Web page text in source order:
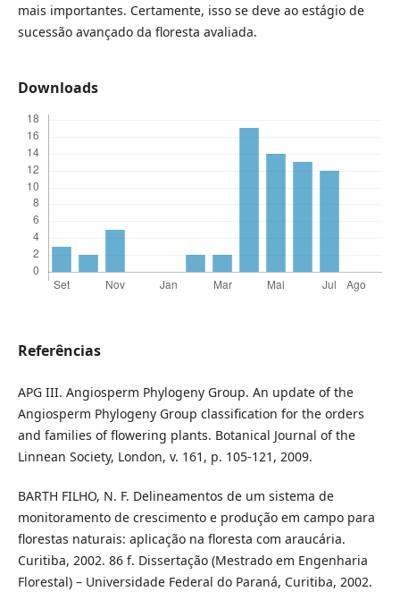
mais importantes. Certamente, isso se deve ao estágio de
sucessão avançado da floresta avaliada.
Downloads
Referências
APG III. Angiosperm Phylogeny Group. An update of the
Angiosperm Phylogeny Group classification for the orders
and families of flowering plants. Botanical Journal of the
Linnean Society, London, v. 161, p. 105-121, 2009.
BARTH FILHO, N. F. Delineamentos de um sistema de
monitoramento de crescimento e produção em campo para
florestas naturais: aplicação na floresta com araucária.
Curitiba, 2002. 86 f. Dissertação (Mestrado em Engenharia
Florestal) – Universidade Federal do Paraná, Curitiba, 2002.